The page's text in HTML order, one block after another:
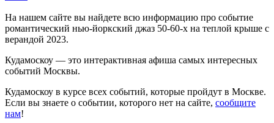
На нашем сайте вы найдете всю информацию про событие
романтический нью-йоркский джаз 50-60-х на теплой крыше с
верандой 2023.
Кудамоскоу — это интерактивная афиша самых интересных
событий Москвы.
Кудамоскоу в курсе всех событий, которые пройдут в Москве.
Если вы знаете о событии, которого нет на сайте, сообщите
нам!